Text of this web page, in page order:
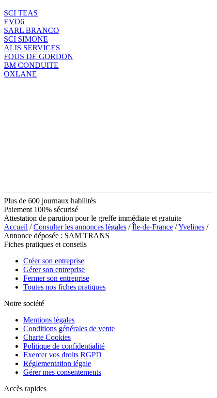
SCI TEAS
EVO6
SARL BRANCO
SCI SIMONE
ALIS SERVICES
FOUS DE GORDON
BM CONDUITE
OXLANE
Plus de 600 journaux habilités
Paiement 100% sécurisé
Attestation de parution pour le greffe immédiate et gratuite
Accueil /Consulter les annonces légales /Île-de-France /Yvelines /
Annonce déposée : SAM TRANS
Fiches pratiques et conseils
Créer son entreprise
Gérer son entreprise
Fermer son entreprise
Toutes nos fiches pratiques
Notre société
Mentions légales
Conditions générales de vente
Charte Cookies
Politique de confidentialité
Exercer vos droits RGPD
Réglementation légale
Gérer mes consentements
Accès rapides